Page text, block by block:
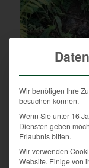
Nur kurz nicht
diese
Wir benötigen Ihre
besuchen können.
Wenn Sie unter 16
Diensten geben
Erlaubnis bitten.
Wir verwenden
Website. Einige von